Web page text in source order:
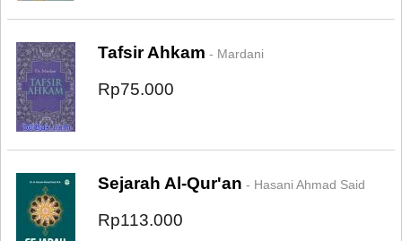
Tafsir Ahkam - Mardani
Rp75.000
Sejarah Al-Qur'an - Hasani Ahmad Said
Rp113.000